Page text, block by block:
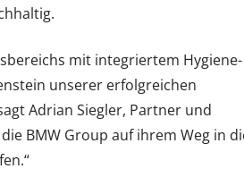
mit integriertem Hygiene-
unserer erfolgreichen
Adrian Siegler, Partner und
BMW Group auf ihrem Weg in